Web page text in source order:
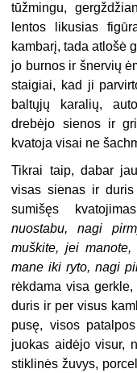
tūžmingu,
lentos likusias
kambarį, tada atlošė
jo burnos ir šnervių
staigiai, kad ji
baltųjų karalių,
drebėjo sienos ir
kvatoja visai ne
Tikrai taip, dabar
visas sienas ir
sumišęs
nuostabu, nagi
muškite, jei
mane iki ryto, nagi
rėkdama visa
duris ir per visus
pusę, visos
juokas aidėjo visur,
stiklinės žuvys,